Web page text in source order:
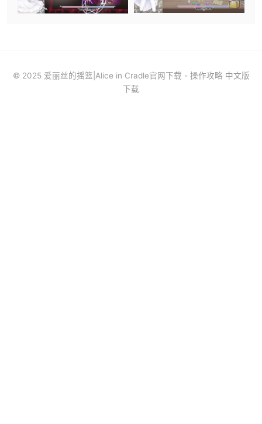
© 2025 爱丽丝的摇篮|Alice in Cradle官网下载 - 操作攻略 中文版
下载